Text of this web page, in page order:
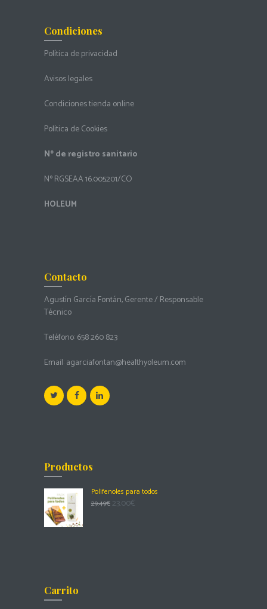
Condiciones
Política de privacidad
Avisos legales
Condiciones tienda online
Política de Cookies
Nº de registro sanitario
Nº RGSEAA 16.005201/CO
HOLEUM
Contacto
Agustín García Fontán, Gerente / Responsable
Técnico
Teléfono:658 260 823
Email:agarciafontan@healthyoleum.com
Productos
Polifenoles para todos
29.49€ 23.00€
Carrito